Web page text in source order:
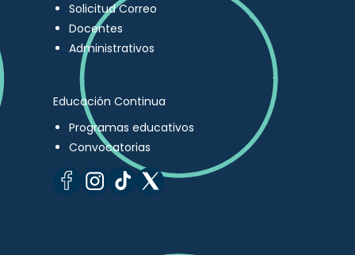
Solicitud Correo
Docentes
Administrativos
Educación Continua
Programas educativos
Convocatorias